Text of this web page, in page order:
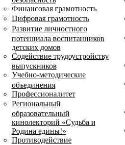
Финансовая грамотность
Цифровая грамотность
Развитие личностного
потенциала воспитанников
детских домов
Содействие трудоустройству
выпускников
Учебно-методические
объединения
Профессионалитет
Региональный
образовательный
кинолекторий «Судьба и
Родина едины!»
Противодействие